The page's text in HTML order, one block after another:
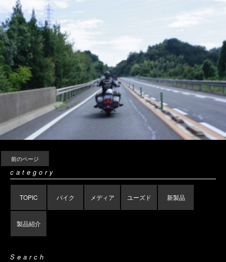
前のページ
category
TOPIC バイク メディア ユーズド 新製品
製品紹介
Search